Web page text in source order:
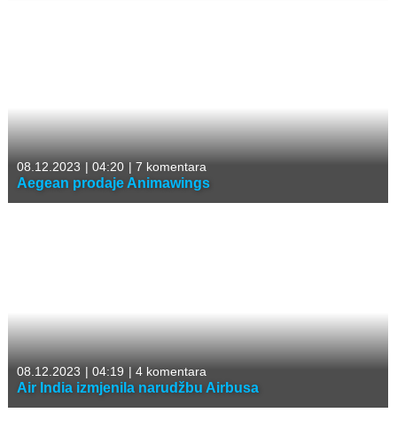
08.12.2023 | 04:20 | 7 komentara
Aegean prodaje Animawings
08.12.2023 | 04:19 | 4 komentara
Air India izmjenila narudžbu Airbusa